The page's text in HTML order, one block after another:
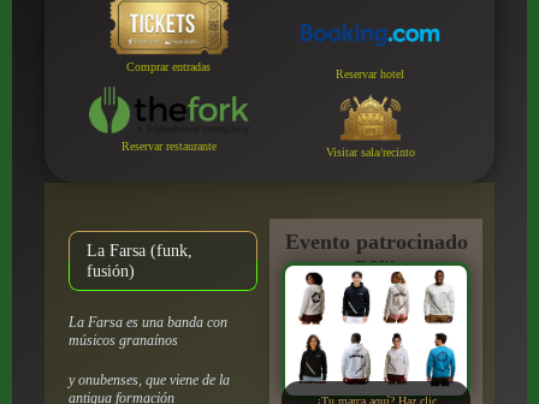
Comprar entradas
Reservar hotel
Reservar restaurante Visitar sala/recinto
La Farsa (funk,
fusión)
La Farsa es una banda con
músicos granaínos
y onubenses, que viene de la
antigua formación
Evento patrocinado
por:
¿Tu marca aquí? Haz clic